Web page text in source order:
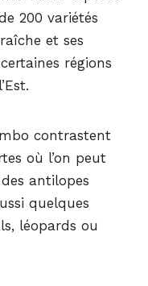
200 variétés
et ses
régions
contrastent
où l’on peut
antilopes
quelques
léopards ou